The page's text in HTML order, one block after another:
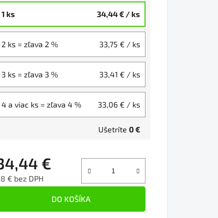
1 ks 34,44 € / ks
2 ks = zľava 2 % 33,75 € / ks
3 ks = zľava 3 % 33,41 € / ks
4 a viac ks = zľava 4 % 33,06 € / ks
Ušetríte 0 €
€
€ bez DPH
DO KOŠÍKA